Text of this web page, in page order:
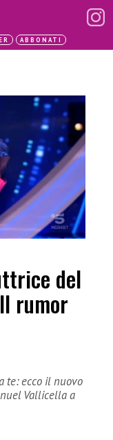
ABBONATI
del
rumor
te: ecco il nuovo
Vallicella a